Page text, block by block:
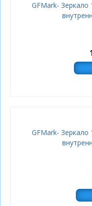
GFMark-
GFMark-